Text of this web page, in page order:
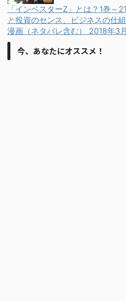
「インベスターZ」とは？1巻～
と投資のセンス、ビジネスの仕
漫画（ネタバレ含む） 2018年3
今、あなたにオススメ！